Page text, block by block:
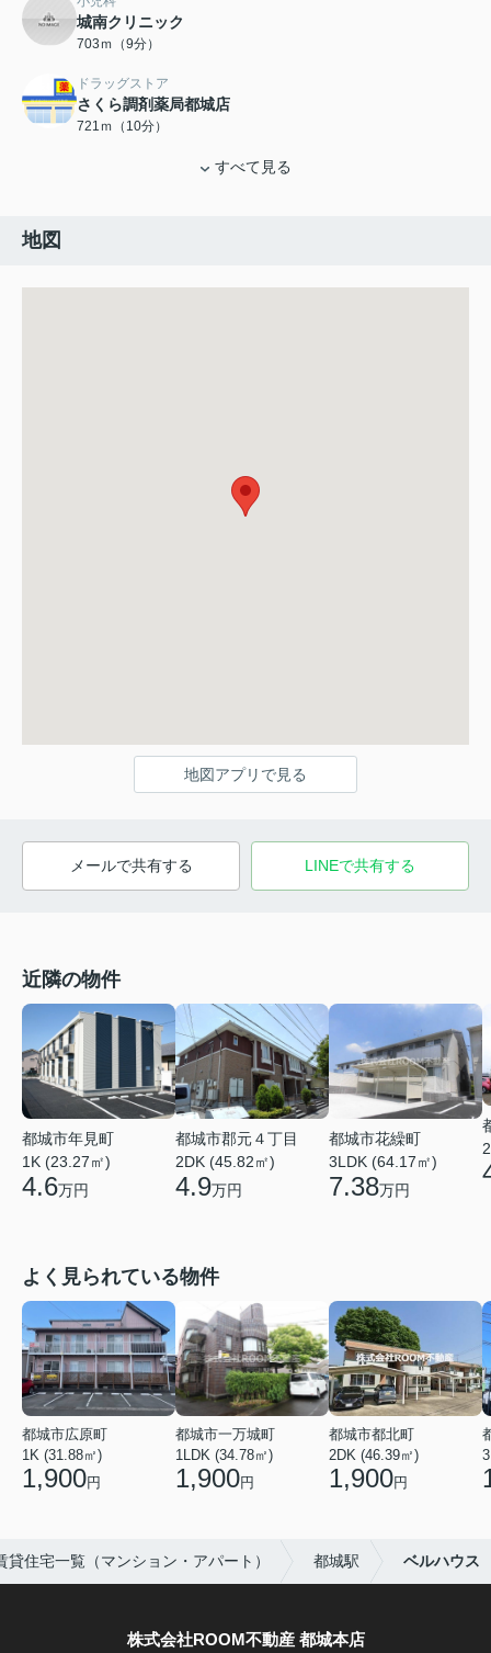
城南クリニック
703ｍ（9分）
ドラッグストア
さくら調剤薬局都城店
721ｍ（10分）
すべて見る
地図
地図アプリで見る
メールで共有する LINEで共有する
近隣の物件
都城市年見町
1K (23.27㎡)
4.6万円
都城市郡元４丁目
2DK (45.82㎡)
4.9万円
都城市花繰町
3LDK (64.17㎡)
7.38万円
よく見られている物件
都城市広原町
1K (31.88㎡)
1,900円
都城市一万城町
1LDK (34.78㎡)
1,900円
都城市都北町
2DK (46.39㎡)
1,900円
貸住宅一覧（マンション・アパート） 都城駅 ベルハウス
株式会社ROOM不動産 都城本店